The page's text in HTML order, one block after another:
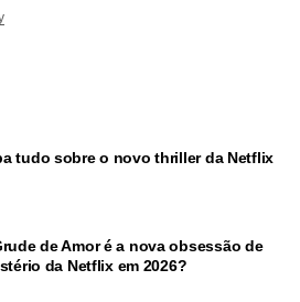
tudo sobre o novo thriller da Netflix
de Amor é a nova obsessão de
da Netflix em 2026?